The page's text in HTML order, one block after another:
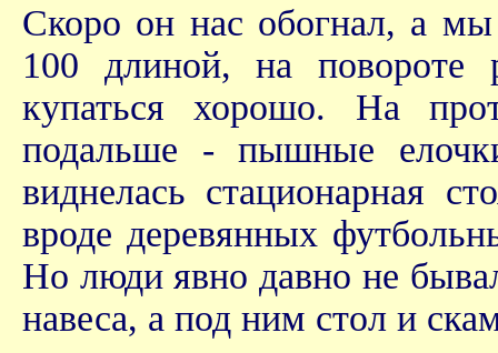
Скоро он нас обогнал, а
100 длиной, на повороте
купаться хорошо. На
подальше - пышные
виднелась стационарная
вроде деревянных
Но люди явно давно не
навеса, а под ним стол и